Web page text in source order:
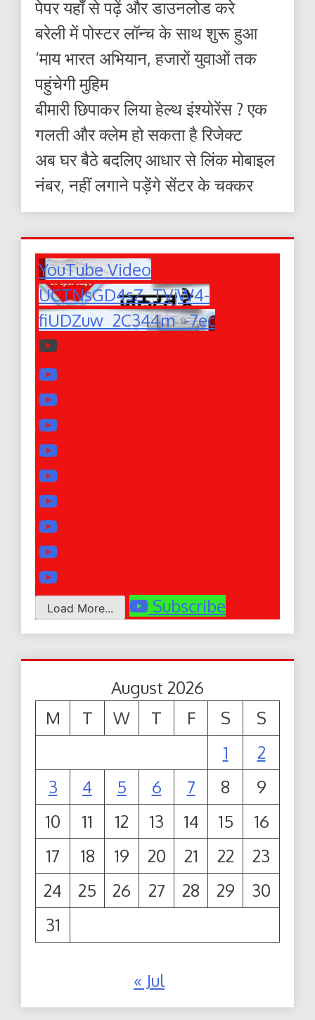
पेपर यहाँ से पढ़ें और डाउनलोड करे
बरेली में पोस्टर लॉन्च के साथ शुरू हुआ
‘माय भारत अभियान, हजारों युवाओं तक
पहुंचेगी मुहिम
बीमारी छिपाकर लिया हेल्थ इंश्योरेंस ? एक
गलती और क्लेम हो सकता है रिजेक्ट
अब घर बैठे बदलिए आधार से लिंक मोबाइल
नंबर, नहीं लगाने पड़ेंगे सेंटर के चक्कर
YouTube Video
UCTNsGD4sZ_TVjW4-
fiUDZuw_2C344m_-7ec
Load More... Subscribe
August 2026
M
T W T F S
S
1
2
3
4 5 6 7 8
9
10
11 12 13 14 15
16
17
18 19 20 21 22
23
24
25 26 27 28 29
30
31
« Jul